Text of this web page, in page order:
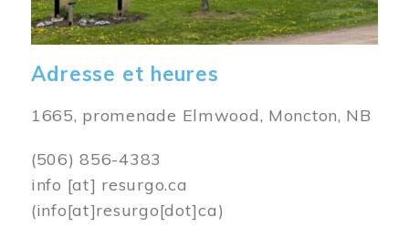
Adresse et heures
1665, promenade Elmwood, Moncton, NB
(506) 856-4383
info [at] resurgo.ca
(info[at]resurgo[dot]ca)